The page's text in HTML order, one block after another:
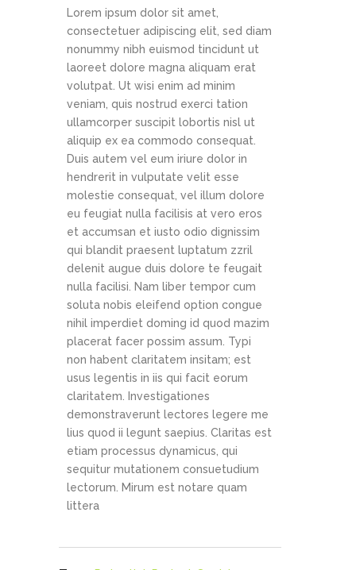
Lorem ipsum dolor sit amet,
consectetuer adipiscing elit, sed diam
nonummy nibh euismod tincidunt ut
laoreet dolore magna aliquam erat
volutpat. Ut wisi enim ad minim
veniam, quis nostrud exerci tation
ullamcorper suscipit lobortis nisl ut
aliquip ex ea commodo consequat.
Duis autem vel eum iriure dolor in
hendrerit in vulputate velit esse
molestie consequat, vel illum dolore
eu feugiat nulla facilisis at vero eros
et accumsan et iusto odio dignissim
qui blandit praesent luptatum zzril
delenit augue duis dolore te feugait
nulla facilisi. Nam liber tempor cum
soluta nobis eleifend option congue
nihil imperdiet doming id quod mazim
placerat facer possim assum. Typi
non habent claritatem insitam; est
usus legentis in iis qui facit eorum
claritatem. Investigationes
demonstraverunt lectores legere me
lius quod ii legunt saepius. Claritas est
etiam processus dynamicus, qui
sequitur mutationem consuetudium
lectorum. Mirum est notare quam
littera